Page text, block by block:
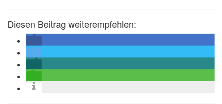
Diesen Beitrag weiterempfehlen: